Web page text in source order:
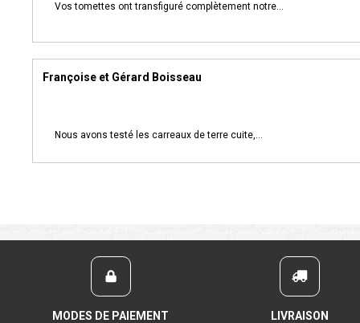
Vos tomettes ont transfiguré complètement notre...
Françoise et Gérard Boisseau
Nous avons testé les carreaux de terre cuite,...
MODES DE PAIEMENT
LIVRAISON